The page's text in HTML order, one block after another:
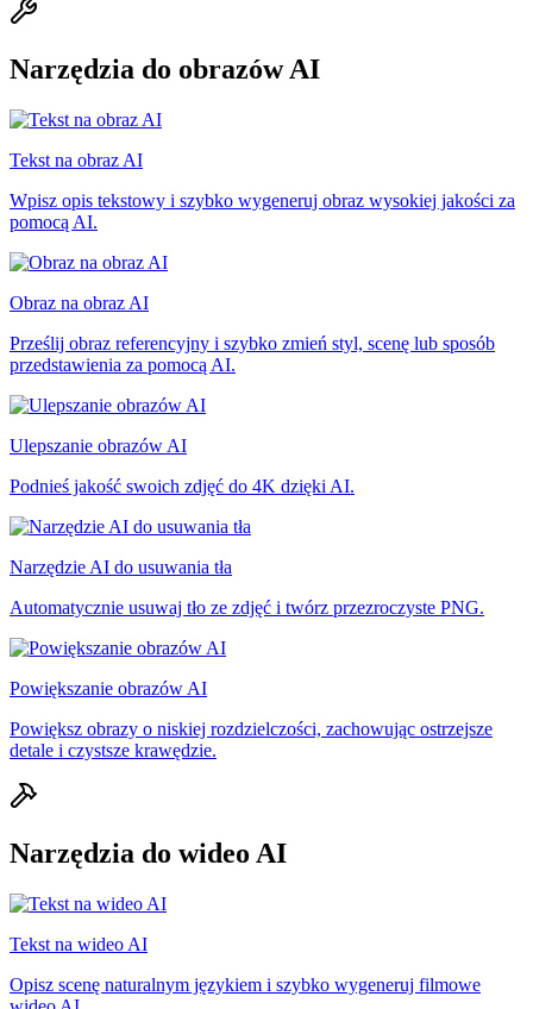
Narzędzia do obrazów AI
Tekst na obraz AI
Wpisz opis tekstowy i szybko wygeneruj obraz wysokiej jakości za
pomocą AI.
Obraz na obraz AI
Prześlij obraz referencyjny i szybko zmień styl, scenę lub sposób
przedstawienia za pomocą AI.
Ulepszanie obrazów AI
Podnieś jakość swoich zdjęć do 4K dzięki AI.
Narzędzie AI do usuwania tła
Automatycznie usuwaj tło ze zdjęć i twórz przezroczyste PNG.
Powiększanie obrazów AI
Powiększ obrazy o niskiej rozdzielczości, zachowując ostrzejsze
detale i czystsze krawędzie.
Narzędzia do wideo AI
Tekst na wideo AI
Opisz scenę naturalnym językiem i szybko wygeneruj filmowe